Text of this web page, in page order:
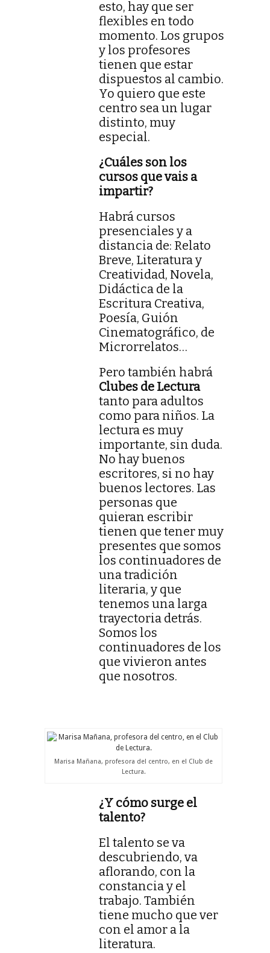
esto, hay que ser
flexibles en todo
momento. Los grupos
y los profesores
tienen que estar
dispuestos al cambio.
Yo quiero que este
centro sea un lugar
distinto, muy
especial.
¿Cuáles son los
cursos que vais a
impartir?
Habrá cursos
presenciales y a
distancia de: Relato
Breve, Literatura y
Creatividad, Novela,
Didáctica de la
Escritura Creativa,
Poesía, Guión
Cinematográfico, de
Microrrelatos…
Pero también habrá
Clubes de Lectura
tanto para adultos
como para niños. La
lectura es muy
importante, sin duda.
No hay buenos
escritores, si no hay
buenos lectores. Las
personas que
quieran escribir
tienen que tener muy
presentes que somos
los continuadores de
una tradición
literaria, y que
tenemos una larga
trayectoria detrás.
Somos los
continuadores de los
que vivieron antes
que nosotros.
Marisa Mañana, profesora del centro, en el Club de
Lectura.
¿Y cómo surge el
talento?
El talento se va
descubriendo, va
aflorando, con la
constancia y el
trabajo. También
tiene mucho que ver
con el amor a la
literatura.